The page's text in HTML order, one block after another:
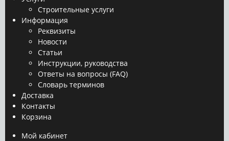
Строительные услуги
Информация
Реквизиты
Новости
Статьи
Инструкции, руководства
Ответы на вопросы (FAQ)
Словарь терминов
Доставка
Контакты
Корзина
Мой кабинет